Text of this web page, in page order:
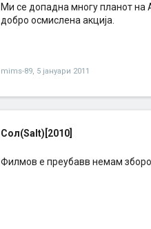
Ми се допадна многу планот на
добро осмислена акција.
mims-89, 5 јануари 2011
Сол(Salt)[2010]
Филмов е преубавв немам